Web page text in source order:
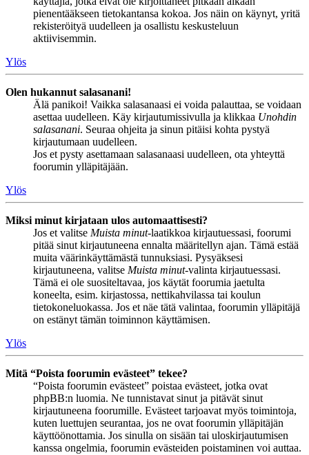
pienentääkseen tietokantansa kokoa. Jos näin on käynyt, yritä
rekisteröityä uudelleen ja osallistu keskusteluun
aktiivisemmin.
Ylös
Olen hukannut salasanani!
Älä panikoi! Vaikka salasanaasi ei voida palauttaa, se voidaan
asettaa uudelleen. Käy kirjautumissivulla ja klikkaa Unohdin
salasanani. Seuraa ohjeita ja sinun pitäisi kohta pystyä
kirjautumaan uudelleen.
Jos et pysty asettamaan salasanaasi uudelleen, ota yhteyttä
foorumin ylläpitäjään.
Ylös
Miksi minut kirjataan ulos automaattisesti?
Jos et valitse Muista minut-laatikkoa kirjautuessasi, foorumi
pitää sinut kirjautuneena ennalta määritellyn ajan. Tämä estää
muita väärinkäyttämästä tunnuksiasi. Pysyäksesi
kirjautuneena, valitse Muista minut-valinta kirjautuessasi.
Tämä ei ole suositeltavaa, jos käytät foorumia jaetulta
koneelta, esim. kirjastossa, nettikahvilassa tai koulun
tietokoneluokassa. Jos et näe tätä valintaa, foorumin ylläpitäjä
on estänyt tämän toiminnon käyttämisen.
Ylös
Mitä “Poista foorumin evästeet” tekee?
“Poista foorumin evästeet” poistaa evästeet, jotka ovat
phpBB:n luomia. Ne tunnistavat sinut ja pitävät sinut
kirjautuneena foorumille. Evästeet tarjoavat myös toimintoja,
kuten luettujen seurantaa, jos ne ovat foorumin ylläpitäjän
käyttöönottamia. Jos sinulla on sisään tai uloskirjautumisen
kanssa ongelmia, foorumin evästeiden poistaminen voi auttaa.